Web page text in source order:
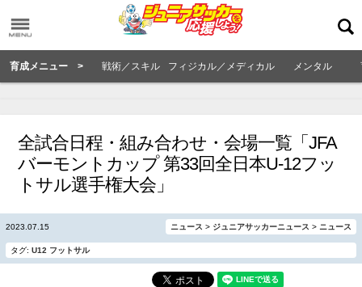
育成メニュー > 戦術／スキル フィジカル／メディカル メンタル
全試合日程・組み合わせ・会場一覧「JFA
バーモントカップ 第33回全日本U-12フッ
トサル選手権大会」
2023.07.15 ニュース > ジュニアサッカーニュース > ニュース
タグ: U12 フットサル